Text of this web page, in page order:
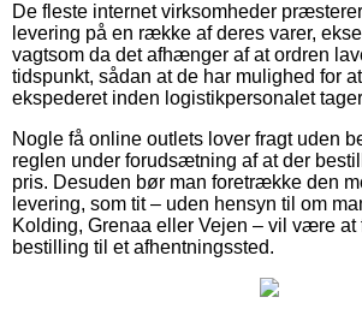
De fleste internet virksomheder
levering på en række af deres varer,
vagtsom da det afhænger af at ordren
tidspunkt, sådan at de har mulighed for
ekspederet inden logistikpersonalet
Nogle få online outlets lover fragt uden
reglen under forudsætning af at der
pris. Desuden bør man foretrække den
levering, som tit – uden hensyn til om
Kolding, Grenaa eller Vejen – vil være at
bestilling til et afhentningssted.